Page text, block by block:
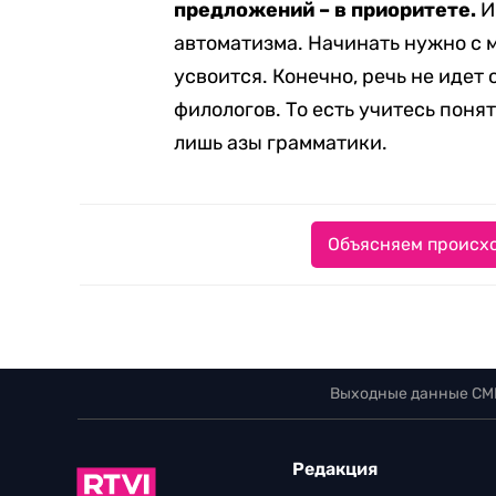
предложений – в приоритете.
автоматизма. Начинать нужно с
усвоится. Конечно, речь не
филологов. То есть учитесь
лишь азы грамматики.
Объясняем
Выходные данные
Редакция